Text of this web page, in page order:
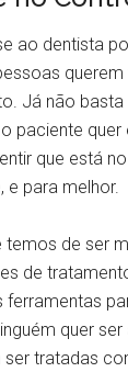
ao dentista
Já não
paciente quer
que está
e para melhor.
temos de ser
de
ferramentas
quer
ser tratadas